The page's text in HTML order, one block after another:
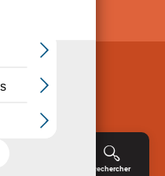
Rechercher
des données
conforme